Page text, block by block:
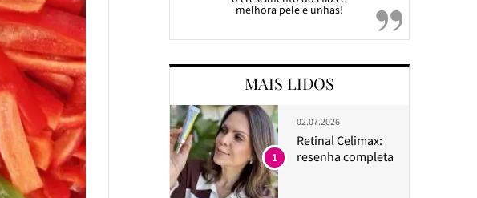
melhora pele e unhas!
MAIS LIDOS
02.07.2026
Retinal Celimax:
resenha completa
1